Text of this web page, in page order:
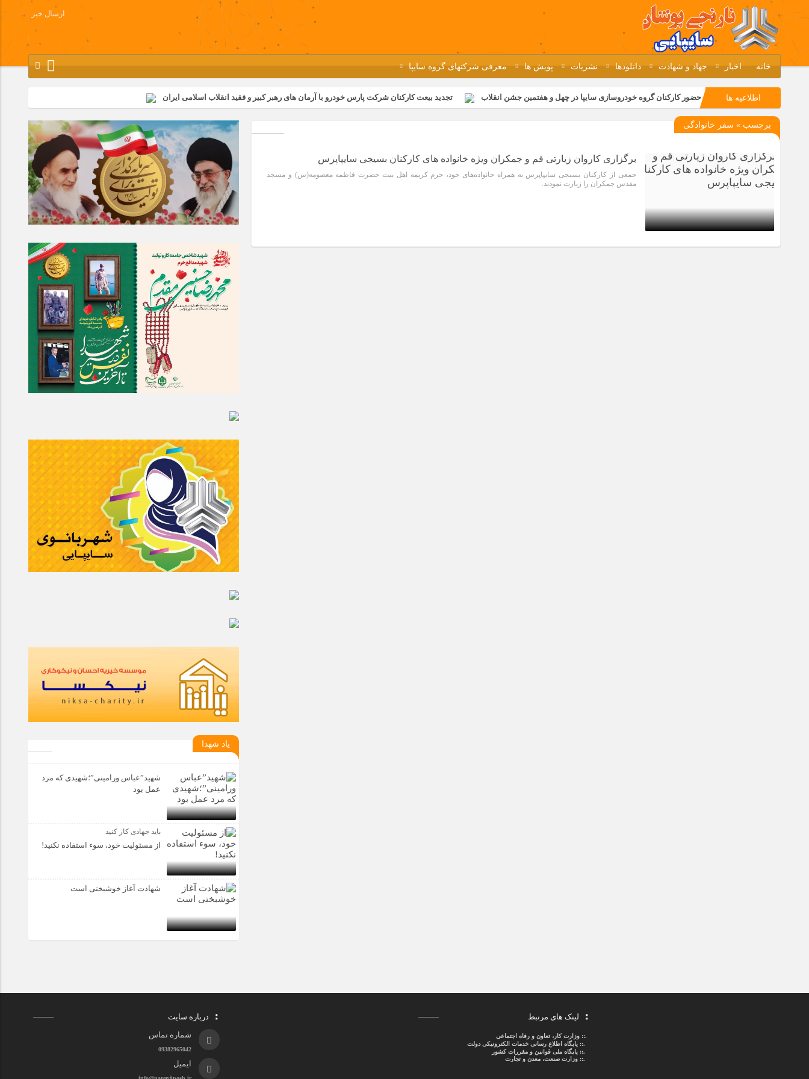
ارسال خبر
خانه اخبار جهاد و شهادت دانلودها نشریات پویش ها معرفی شرکتهای گروه سایپا
اطلاعیه ها حضور کارکنان گروه خودروسازی سایپا در چهل و هفتمین جشن انقلاب تجدید بیعت کارکنان شرکت پارس خودرو با آرمان های رهبر کبیر و فقید انقلاب اسلامی ایران
مسابقات ورزشی در مگاموتوربا استقبال کارکنان برگزار شد
مراسم بزرگداشت سالروز آزادسازی خرمشهر در شرکت پارس خودرو برگزار شد
مراسم گرامیداشت سالروز آزادسازی خرمشهر در نمازخانه فاطمیه مگاموتور تیم شهدای مگاموتور در بزرگترین مسابقات گل کوچک جهان شرکت کرد
برچسب » سفر خانوادگی
1 سال قبل
برگزاری کاروان زیارتی قم و جمکران ویژه خانواده های کارکنان بسیجی سایپاپرس
جمعی از کارکنان بسیجی سایپاپرس به همراه خانواده‌های خود، حرم کریمه اهل بیت حضرت فاطمه معصومه(س) و مسجد
مقدس جمکران را زیارت نمودند.
یاد شهدا
شهید”عباس ورامینی”؛شهیدی که مرد
عمل بود
باید جهادی کار کنید
از مسئولیت خود، سوء استفاده نکنید!
شهادت آغاز خوشبختی است
لینک های مرتبط
.::وزارت کار، تعاون و رفاه اجتماعی
.::پایگاه اطلاع رسانی خدمات الکترونیکی دولت
.::پایگاه ملی قوانین و مقررات کشور
.:: وزارت صنعت، معدن و تجارت
درباره سایت
شماره تماس
09382965042
ایمیل